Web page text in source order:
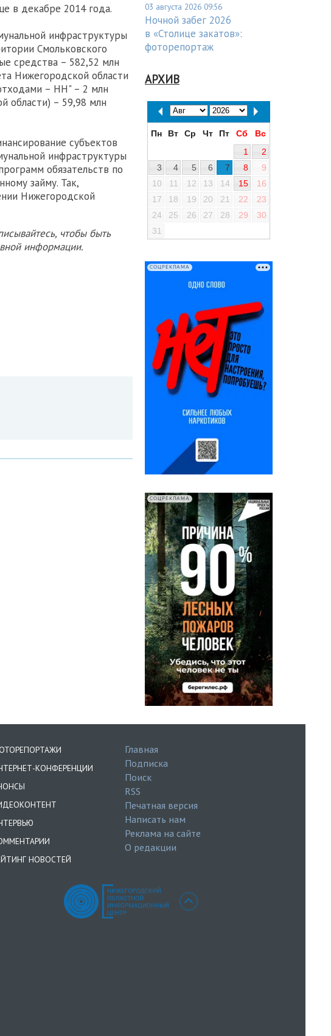
в декабре 2014 года.
инфраструктуры
Смольковского
средства – 582,52 млн
Нижегородской области
– НН" – 2 млн
области) – 59,98 млн
субъектов
инфраструктуры
обязательств по
займу. Так,
Нижегородской
чтобы быть
информации.
03 августа 2026 09:56
Ночной забег 2026
в «Столице закатов»:
фоторепортаж
АРХИВ
Пн Вт Ср Чт Пт Сб
Вс
1
2
3
4 5 6 7 8
9
10
11 12 13 14 15
16
17
18 19 20 21 22
23
24
25 26 27 28 29
30
31
СОЦРЕКЛАМА
СОЦРЕКЛАМА
КОНФЕРЕНЦИИ
НОВОСТЕЙ
Главная
Подписка
Поиск
RSS
Печатная версия
Написать нам
Реклама на сайте
О редакции